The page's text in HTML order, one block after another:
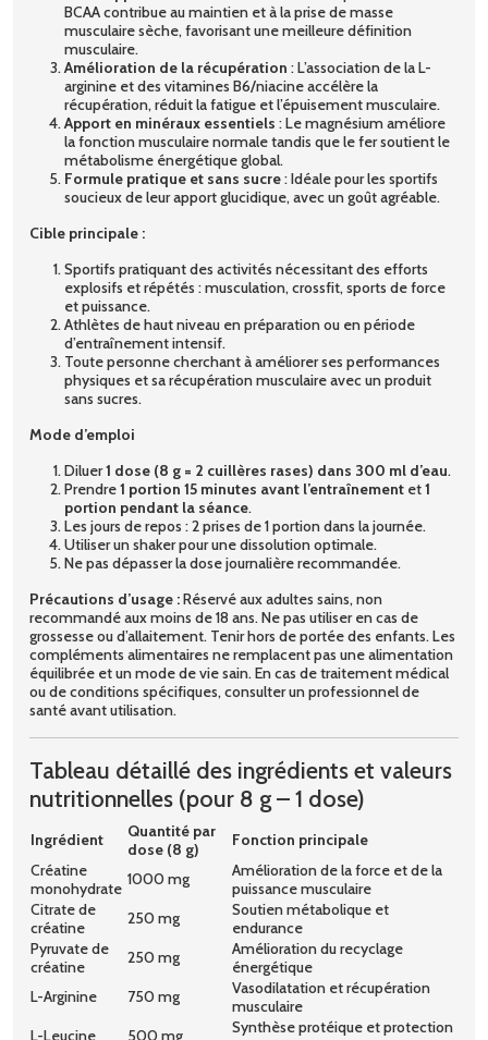
BCAA contribue au maintien et à la prise de masse
musculaire sèche, favorisant une meilleure définition
musculaire.
Amélioration de la récupération : L’association de la L-
arginine et des vitamines B6/niacine accélère la
récupération, réduit la fatigue et l’épuisement musculaire.
Apport en minéraux essentiels : Le magnésium améliore
la fonction musculaire normale tandis que le fer soutient le
métabolisme énergétique global.
Formule pratique et sans sucre: Idéale pour les sportifs
soucieux de leur apport glucidique, avec un goût agréable.
Cible principale :
Sportifs pratiquant des activités nécessitant des efforts
explosifs et répétés : musculation, crossfit, sports de force
et puissance.
Athlètes de haut niveau en préparation ou en période
d’entraînement intensif.
Toute personne cherchant à améliorer ses performances
physiques et sa récupération musculaire avec un produit
sans sucres.
Mode d’emploi
Diluer1 dose (8 g = 2 cuillères rases) dans 300 ml d’eau.
Prendre1 portion 15 minutes avant l’entraînement et1
portion pendant la séance.
Les jours de repos : 2 prises de 1 portion dans la journée.
Utiliser un shaker pour une dissolution optimale.
Ne pas dépasser la dose journalière recommandée.
Précautions d’usage :Réservé aux adultes sains, non
recommandé aux moins de 18 ans. Ne pas utiliser en cas de
grossesse ou d’allaitement. Tenir hors de portée des enfants. Les
compléments alimentaires ne remplacent pas une alimentation
équilibrée et un mode de vie sain. En cas de traitement médical
ou de conditions spécifiques, consulter un professionnel de
santé avant utilisation.
Tableau détaillé des ingrédients et valeurs
nutritionnelles (pour 8 g – 1 dose)
Ingrédient
Quantité par
dose (8 g)
Fonction principale
Créatine
monohydrate 1000 mg
Amélioration de la force et de la
puissance musculaire
Citrate de
créatine
250 mg
Soutien métabolique et
endurance
Pyruvate de
créatine
250 mg
Amélioration du recyclage
énergétique
L-Arginine
750 mg
Vasodilatation et récupération
musculaire
L-Leucine
500 mg
Synthèse protéique et protection